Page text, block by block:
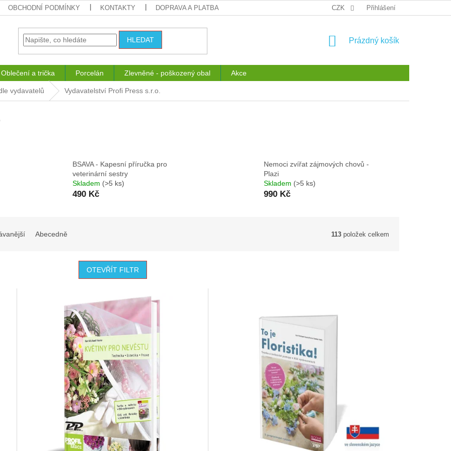
OBCHODNÍ PODMÍNKY KONTAKTY DOPRAVA A PLATBA CZK Přihlášení
HLEDAT
NÁKUPNÍ
Prázdný košík
Oblečení a trička Porcelán Zlevněné - poškozený obal Akce
vydavatelů Vydavatelství Profi Press s.r.o.
BSAVA - Kapesní příručka pro
veterinární sestry
Skladem (>5 ks)
490 Kč
Nemoci zvířat zájmových chovů -
Plazi
Skladem (>5 ks)
990 Kč
Abecedně 113 položek celkem
OTEVŘÍT FILTR